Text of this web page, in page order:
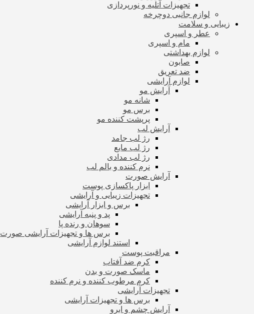
تجهیزات آتلیه و نورپردازی
لوازم جانبی دوچرخه
زیبایی و سلامت
عطر و اسپری
مام و اسپری
لوازم بهداشتی
صابون
ضد تعریق
لوازم آرایشی
آرایش مو
شانه مو
برس مو
پرپشت کننده مو
آرایش لب
رژ لب جامد
رژ لب مایع
رژ لب مدادی
نرم کننده و بالم لب
آرایش صورت
ابزار پاکسازی پوست
تجهیزات زیبایی و آرایشی
برس و ابزار آرایشی
پد و پنبه آرایشی
سوهان و رنده پا
برس ها و تجهیزات آرایشی صورت
استند لوازم آرایشی
مراقبت پوست
کرم ضد آفتاب
ماسک صورت و بدن
کرم مرطوب کننده و نرم کننده
تجهیزات آرایشی
برس ها و تجهیزات آرایشی
آرایش چشم و ابرو